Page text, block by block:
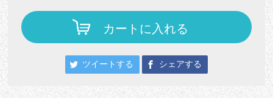
カートに入れる
ツイートする シェアする